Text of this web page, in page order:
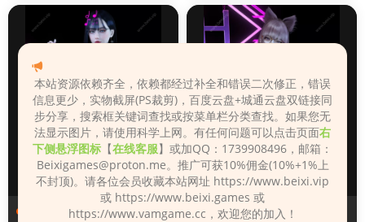
人物（Looks） 人物（Looks）
本站资源依赖齐全，依赖都经过补全和错误二次修正，错误
信息更少，实物截屏(PS裁剪)，百度云盘+城通云盘双链接同
步分享，搜索框关键词查找或按菜单栏分类查找。如果您无
法显示图片，请使用科学上网。有任何问题可以点击页面右
下侧悬浮图标 【在线客服】或加QQ：1739908496，邮箱：
Beixigames@proton.me。推广可获10%佣金(10%+1%上
不封顶)。请各位会员收藏本站网址 https://www.beixi.vip
或 https://www.beixi.games 或
https://www.vamgame.cc，欢迎您的加入！